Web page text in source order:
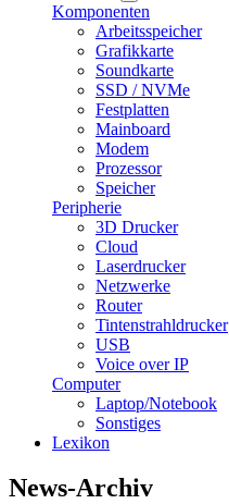
Komponenten
Arbeitsspeicher
Grafikkarte
Soundkarte
SSD / NVMe
Festplatten
Mainboard
Modem
Prozessor
Speicher
Peripherie
3D Drucker
Cloud
Laserdrucker
Netzwerke
Router
Tintenstrahldrucker
USB
Voice over IP
Computer
Laptop/Notebook
Sonstiges
Lexikon
News-Archiv